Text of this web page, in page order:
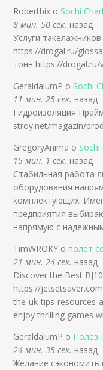
Robertbix о Sochi
8 мин. 50 сек. назад
Услуги
https://drogal.ru/
тонн https://
GeraldalumP о Sochi
11 мин. 25 сек. назад
Гидроизоляция
stroy.net/magazin/
GregoryAnima о Sochi
15 мин. 1 сек. назад
Стабильная работа
оборудования
комплектующих.
предприятия
напрямую с
TimWROKY ополет
21 мин. 24 сек. назад
Discover the Best
https://
the-uk-tips-resources-
enjoy thrilling games
GeraldalumP о
24 мин. 35 сек. назад
Желание